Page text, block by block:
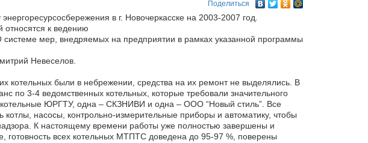
Поделиться
в г. Новочеркасске на 2003-2007 год.
относятся к ведению
мер, внедряемых на предприятии в рамках указанной программы
Невеселов.
котельных были в небрежении, средства на их ремонт не выделялись. В
по 3-4 ведомственных котельных, которые требовали значительного
котельные ЮРГТУ, одна – СКЗНИВИ и одна – ООО “Новый стиль”. Все
насосы, контрольно-измерительные приборы и автоматику, чтобы
К настоящему времени работы уже полностью завершены и
готовность всех котельных МТПТС доведена до 95-97 %, поверены